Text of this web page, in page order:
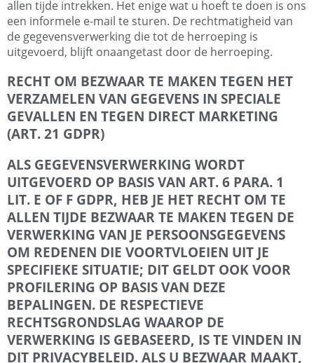
allen tijde intrekken. Het enige wat u hoeft te doen is ons
een informele e-mail te sturen. De rechtmatigheid van
de gegevensverwerking die tot de herroeping is
uitgevoerd, blijft onaangetast door de herroeping.
RECHT OM BEZWAAR TE MAKEN TEGEN HET
VERZAMELEN VAN GEGEVENS IN SPECIALE
GEVALLEN EN TEGEN DIRECT MARKETING
(ART. 21 GDPR)
ALS GEGEVENSVERWERKING WORDT
UITGEVOERD OP BASIS VAN ART. 6 PARA. 1
LIT. E OF F GDPR, HEB JE HET RECHT OM TE
ALLEN TIJDE BEZWAAR TE MAKEN TEGEN DE
VERWERKING VAN JE PERSOONSGEGEVENS
OM REDENEN DIE VOORTVLOEIEN UIT JE
SPECIFIEKE SITUATIE; DIT GELDT OOK VOOR
PROFILERING OP BASIS VAN DEZE
BEPALINGEN. DE RESPECTIEVE
RECHTSGRONDSLAG WAAROP DE
VERWERKING IS GEBASEERD, IS TE VINDEN IN
DIT PRIVACYBELEID. ALS U BEZWAAR MAAKT,